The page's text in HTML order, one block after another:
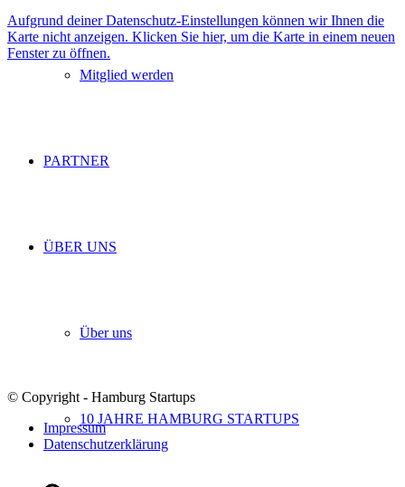
Mitglied werden
PARTNER
ÜBER UNS
Über uns
10 JAHRE HAMBURG STARTUPS
Aufgrund deiner Datenschutz-Einstellungen können wir Ihnen die
Karte nicht anzeigen. Klicken Sie hier, um die Karte in einem neuen
Fenster zu öffnen.
© Copyright - Hamburg Startups
Impressum
Datenschutzerklärung